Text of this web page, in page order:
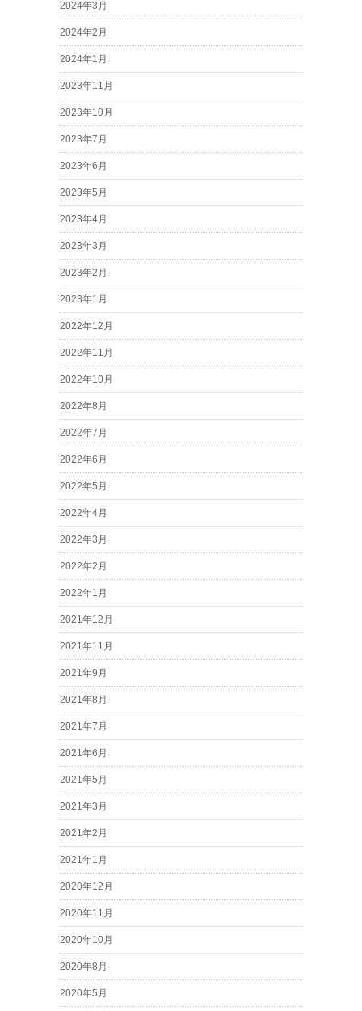
2024年3月
2024年2月
2024年1月
2023年11月
2023年10月
2023年7月
2023年6月
2023年5月
2023年4月
2023年3月
2023年2月
2023年1月
2022年12月
2022年11月
2022年10月
2022年8月
2022年7月
2022年6月
2022年5月
2022年4月
2022年3月
2022年2月
2022年1月
2021年12月
2021年11月
2021年9月
2021年8月
2021年7月
2021年6月
2021年5月
2021年3月
2021年2月
2021年1月
2020年12月
2020年11月
2020年10月
2020年8月
2020年5月